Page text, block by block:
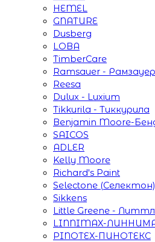
HEMEL
GNATURE
Dusberg
LOBA
TimberCare
Ramsauer - Рамзауер
Reesa
Dulux - Luxium
Tikkurila - Тиккурила
Benjamin Moore-
SAICOS
ADLER
Kelly Moore
Richard's Paint
Selectone (Селектон)
Sikkens
Little Greene - Литтл
LINNIMAX-
PINOTEX-ПИНОТЕКС